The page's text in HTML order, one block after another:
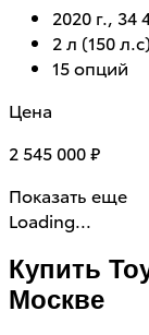
2020 г.,
2 л (150
15 опций
Цена
2 545 000 ₽
Показать еще
Loading...
Купить
Москве